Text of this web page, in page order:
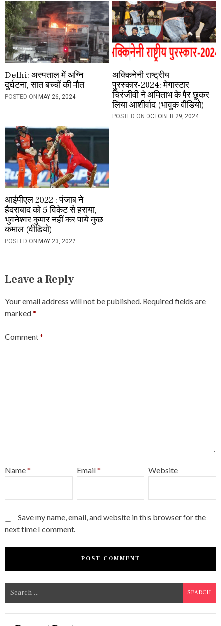
n
Delhi: अस्पताल में अग्नि
दुर्घटना, सात बच्चों की मौत
POSTED ON MAY 26, 2024
अक्किनेनी राष्ट्रीय
पुरस्कार-2024: मेगास्टार
चिरंजीवी ने अमिताभ के पैर छूकर
लिया आशीर्वाद (भावुक वीडियो)
POSTED ON OCTOBER 29, 2024
आईपीएल 2022 : पंजाब ने
हैदराबाद को 5 विकेट से हराया,
भुवनेश्वर कुमार नहीं कर पाये कुछ
कमाल (वीडियो)
POSTED ON MAY 23, 2022
Leave a Reply
Your email address will not be published. Required fields are
marked*
Comment*
Name* Email* Website
Save my name, email, and website in this browser for the
next time I comment.
e
a